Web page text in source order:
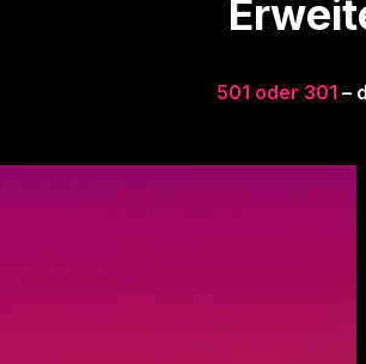
501 oder 301 –